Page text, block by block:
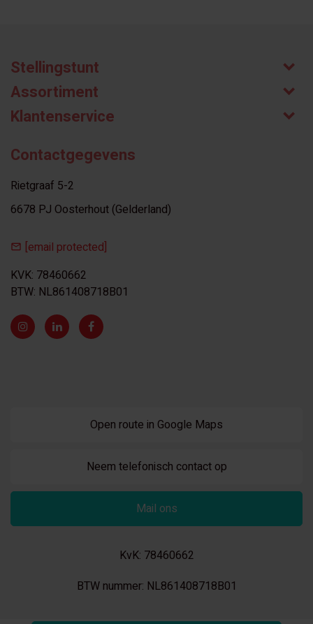
Stellingstunt
Assortiment
Klantenservice
Contactgegevens
Rietgraaf 5-2
6678 PJ Oosterhout (Gelderland)
[email protected]
KVK: 78460662
BTW: NL861408718B01
Open route in Google Maps
Neem telefonisch contact op
Mail ons
KvK: 78460662
BTW nummer: NL861408718B01